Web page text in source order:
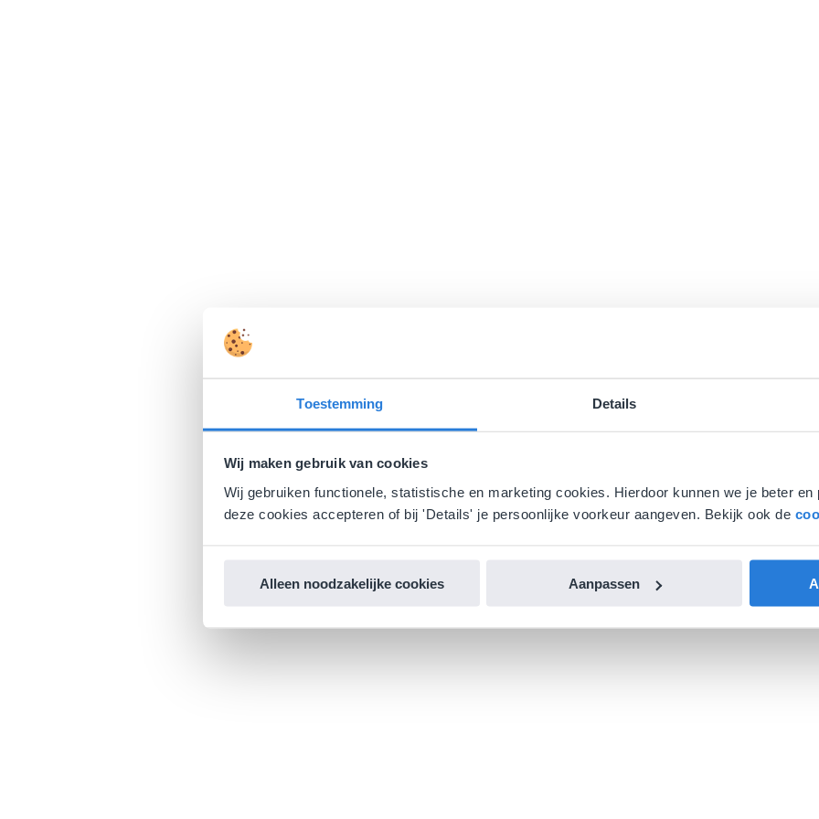
Toestemming Details
Wij maken gebruik van cookies
Wij gebruiken functionele, statistische en marketing cookies. Hierdoor kunnen we je beter
deze cookies accepteren of bij 'Details' je persoonlijke voorkeur aangeven. Bekijk ook de
Alleen noodzakelijke cookies Aanpassen